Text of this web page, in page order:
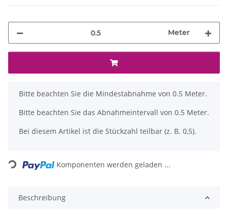
Meter
x
Bitte beachten Sie die Mindestabnahme von 0.5 Meter.
Bitte beachten Sie das Abnahmeintervall von 0.5 Meter.
Bei diesem Artikel ist die Stückzahl teilbar (z. B. 0,5).
Loading... Komponenten werden geladen ...
Beschreibung